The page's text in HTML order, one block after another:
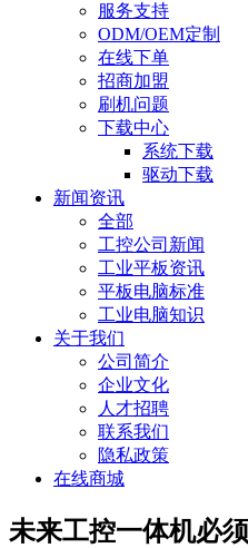
服务支持
ODM/OEM定制
在线下单
招商加盟
刷机问题
下载中心
系统下载
驱动下载
新闻资讯
全部
工控公司新闻
工业平板资讯
平板电脑标准
工业电脑知识
关于我们
公司简介
企业文化
人才招聘
联系我们
隐私政策
在线商城
未来工控一体机必